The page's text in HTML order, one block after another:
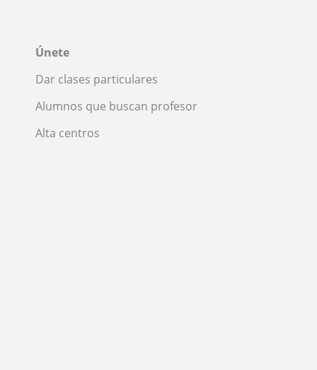
Únete
Dar clases particulares
Alumnos que buscan profesor
Alta centros